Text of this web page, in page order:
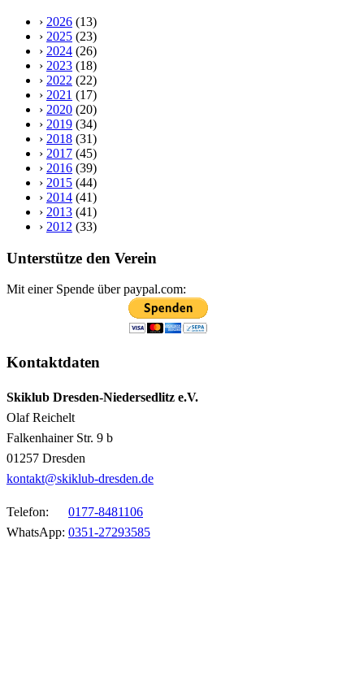
› 2026 (13)
› 2025 (23)
› 2024 (26)
› 2023 (18)
› 2022 (22)
› 2021 (17)
› 2020 (20)
› 2019 (34)
› 2018 (31)
› 2017 (45)
› 2016 (39)
› 2015 (44)
› 2014 (41)
› 2013 (41)
› 2012 (33)
Unterstütze den Verein
Mit einer Spende über paypal.com:
Kontaktdaten
Skiklub Dresden-Niedersedlitz e.V.
Olaf Reichelt
Falkenhainer Str. 9 b
01257 Dresden
kontakt@skiklub-dresden.de
Telefon: 0177-8481106
WhatsApp: 0351-27293585